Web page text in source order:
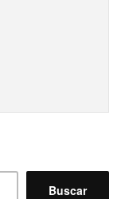
Buscar